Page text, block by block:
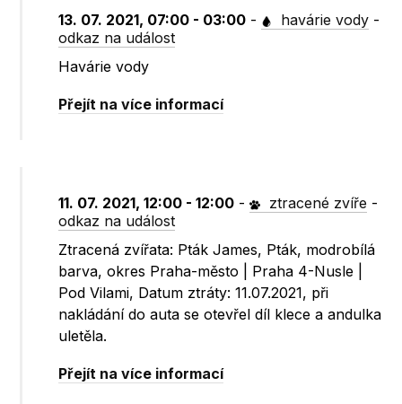
13. 07. 2021, 07:00 - 03:00 - havárie vody -
odkaz na událost
Havárie vody
Přejít na více informací
11. 07. 2021, 12:00 - 12:00 - ztracené zvíře -
odkaz na událost
Ztracená zvířata: Pták James, Pták, modrobílá
barva, okres Praha-město | Praha 4-Nusle |
Pod Vilami, Datum ztráty: 11.07.2021, při
nakládání do auta se otevřel díl klece a andulka
uletěla.
Přejít na více informací